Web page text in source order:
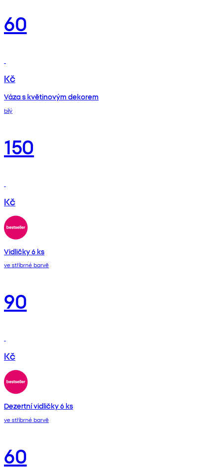
60
Kč
Váza s květinovým dekorem
bílý
150
Kč
Vidličky 6 ks
ve stříbrné barvě
90
Kč
Dezertní vidličky 6 ks
ve stříbrné barvě
60